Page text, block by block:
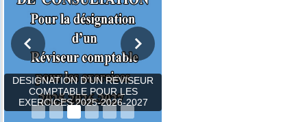
DESIGNATION D’UN REVISEUR
COMPTABLE POUR LES
EXERCICES 2025-2026-2027